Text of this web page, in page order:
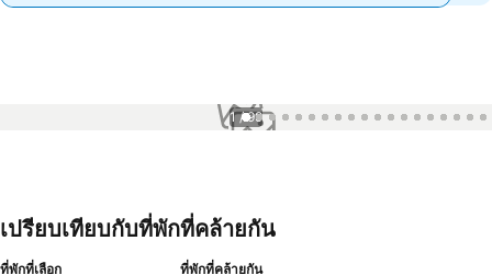
1 / 99
เปรียบเทียบกับที่พักที่คล้ายกัน
ที่พักที่เลือก ที่พักที่คล้ายกัน